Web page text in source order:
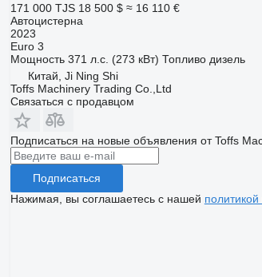
171 000 TJS 18 500 $ ≈ 16 110 €
Автоцистерна
2023
Euro 3
Мощность 371 л.с. (273 кВт) Топливо дизель
Китай, Ji Ning Shi
Toffs Machinery Trading Co.,Ltd
Связаться с продавцом
Подписаться на новые объявления от Toffs
Подписаться
Нажимая, вы соглашаетесь с нашей